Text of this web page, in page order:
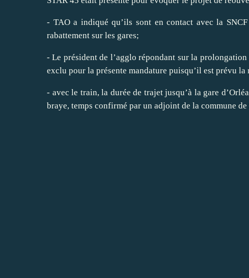
- TAO a indiqué qu’ils sont en contact avec la
rabattement sur les gares;
- Le président de l’agglo répondant sur la
exclu pour la présente mandature puisqu’il est prévu
- avec le train, la durée de trajet jusqu’à la gare
braye, temps confirmé par un adjoint de la commune de